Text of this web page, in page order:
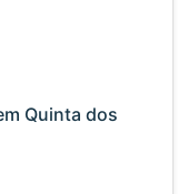
Quinta dos